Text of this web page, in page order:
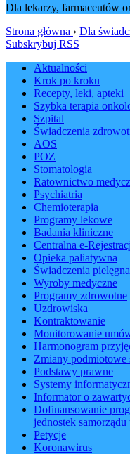
Dla lekarzy, farmaceutów
Strona główna › Dla
Subskrybuj RSS
Aktualności
Krok po kroku
Recepty, leki, apteki
Szybka terapia
Szpital
Świadczenia
AOS
POZ
Stomatologia
Ratownictwo
Psychiatria
Chemioterapia
Programy lekowe
Badania kliniczne
Centralna e-
Opieka paliatywna
Świadczenia
Wyroby medyczne
Programy zdrowotne
Uzdrowiska
Kontraktowanie
Monitorowanie
Harmonogram
Zmiany
Podstawy prawne
Systemy
Informator o
Dofinansowanie
jednostek
Petycje
Koronawirus